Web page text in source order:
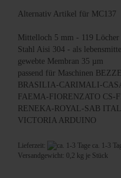
Alternativ Artikel für MC137
Mittelloch 5 mm - 119 Löcher
Stahl Aisi 304 - als
gewebte Membran 35 µm
passend für Maschinen
BRASILIA-CARIMALI-
FAEMA-FIORENZATO
RENEKA-ROYAL-SAB
VICTORIA ARDUINO
Lieferzeit: ca. 1-3
Versandgewicht: 0,2 kg je Stück